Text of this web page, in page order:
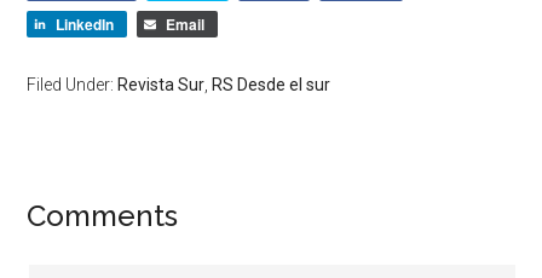
LinkedIn
Email
Filed Under: Revista Sur RS Desde el sur
Comments